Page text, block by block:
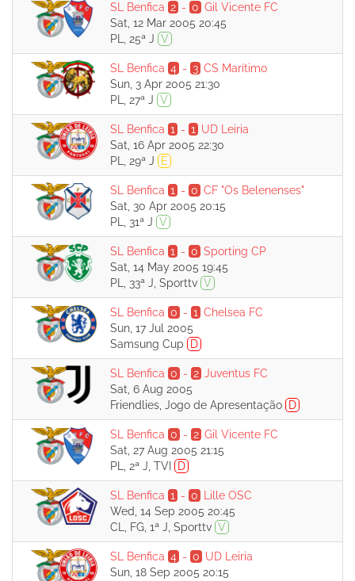
SL Benfica 2 - 0 Gil Vicente FC
Sat, 12 Mar 2005 20:45
PL, 25ª J V
SL Benfica 4 - 3 CS Marítimo
Sun, 3 Apr 2005 21:30
PL, 27ª J V
SL Benfica 1 - 1
UD Leiria
Sat, 16 Apr 2005 22:30
PL, 29ª J
E
SL Benfica 1 - 0 CF "Os Belenenses"
Sat, 30 Apr 2005 20:15
PL, 31ª J V
SL Benfica 1 - 0 Sporting CP
Sat, 14 May 2005 19:45
PL, 33ª J, Sporttv V
SL Benfica 0 - 1 Chelsea FC
Sun, 17 Jul 2005
Samsung Cup
D
SL Benfica 0 - 2 Juventus FC
Sat, 6 Aug 2005
Friendlies, Jogo de Apresentação
D
SL Benfica 0 - 2 Gil Vicente FC
Sat, 27 Aug 2005 21:15
PL, 2ª J, TVI
D
SL Benfica 1 - 0
Lille OSC
Wed, 14 Sep 2005 20:45
CL, FG, 1ª J, Sporttv V
SL Benfica 4 - 0 UD Leiria
Sun, 18 Sep 2005 20:15